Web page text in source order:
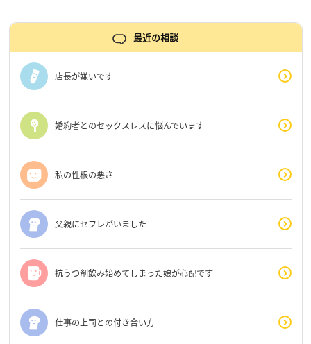
最近の相談
店長が嫌いです
婚約者とのセックスレスに悩んでいます
私の性根の悪さ
父親にセフレがいました
抗うつ剤飲み始めてしまった娘が心配です
仕事の上司との付き合い方